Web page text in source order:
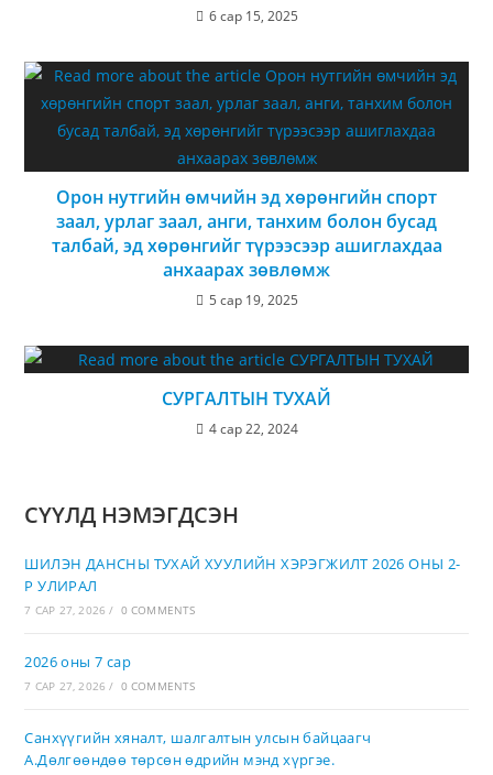
6 сар 15, 2025
Орон нутгийн өмчийн эд хөрөнгийн спорт
заал, урлаг заал, анги, танхим болон бусад
талбай, эд хөрөнгийг түрээсээр ашиглахдаа
анхаарах зөвлөмж
5 сар 19, 2025
СУРГАЛТЫН ТУХАЙ
4 сар 22, 2024
СҮҮЛД НЭМЭГДСЭН
ШИЛЭН ДАНСНЫ ТУХАЙ ХУУЛИЙН ХЭРЭГЖИЛТ 2026 ОНЫ 2-
Р УЛИРАЛ
7 САР 27, 2026 / 0 COMMENTS
2026 оны 7 сар
7 САР 27, 2026 / 0 COMMENTS
Санхүүгийн хяналт, шалгалтын улсын байцаагч
А.Дөлгөөндөө төрсөн өдрийн мэнд хүргэе.